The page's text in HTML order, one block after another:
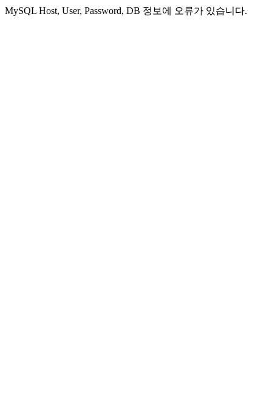
MySQL Host, User, Password, DB 정보에 오류가 있습니다.